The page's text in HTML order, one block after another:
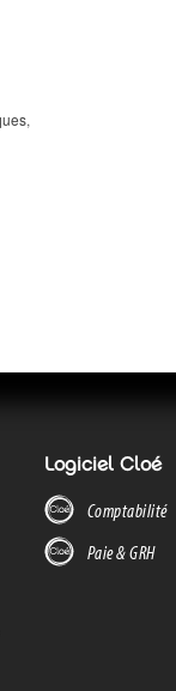
,
Logiciel Cloé
Comptabilité
Paie & GRH